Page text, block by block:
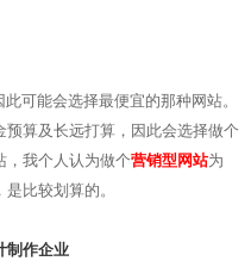
可能会选择最便宜的那种网站。
算及长远打算，因此会选择做个
，我个人认为做个营销型网站为
比较划算的。
制作企业